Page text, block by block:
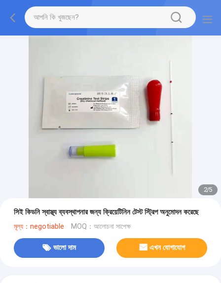
2/5
সিই কিডনি স্বাস্থ্য ব্যবস্থাপনার জন্য ক্রিয়েটিনিন টেস্ট স্ট্রিপ অনুমোদন করেছে
মূল্য：negotiable MOQ：আলোচনা সাপেক্ষ
ভালো দাম এখন যোগাযোগ